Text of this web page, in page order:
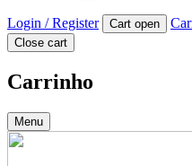
Login / Register Cart open
Close cart
Carrinho
Menu